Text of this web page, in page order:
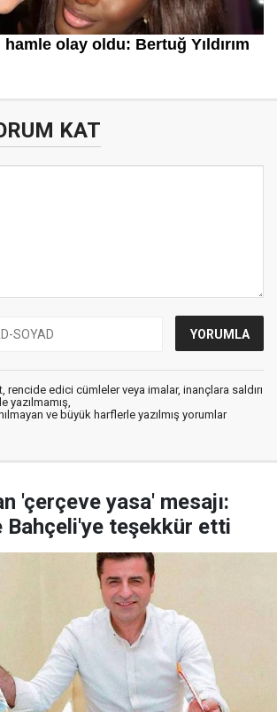
KAT
rencide edici cümleler veya imalar, inançlara saldırı
yazılmamış,
ve büyük harflerle yazılmış yorumlar
'çerçeve yasa' mesajı:
Bahçeli'ye teşekkür etti